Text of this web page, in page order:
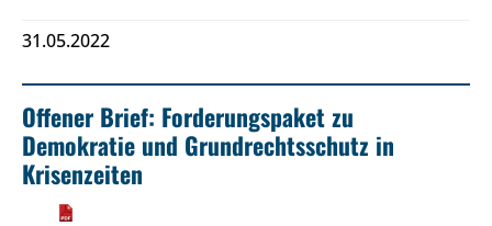
31.05.2022
Offener Brief: Forderungspaket zu
Demokratie und Grundrechtsschutz in
Krisenzeiten